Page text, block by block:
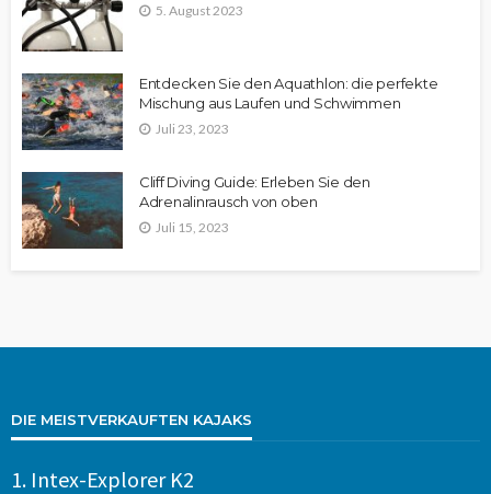
5. August 2023
Entdecken Sie den Aquathlon: die perfekte
Mischung aus Laufen und Schwimmen
Juli 23, 2023
Cliff Diving Guide: Erleben Sie den
Adrenalinrausch von oben
Juli 15, 2023
DIE MEISTVERKAUFTEN KAJAKS
1. Intex-Explorer K2